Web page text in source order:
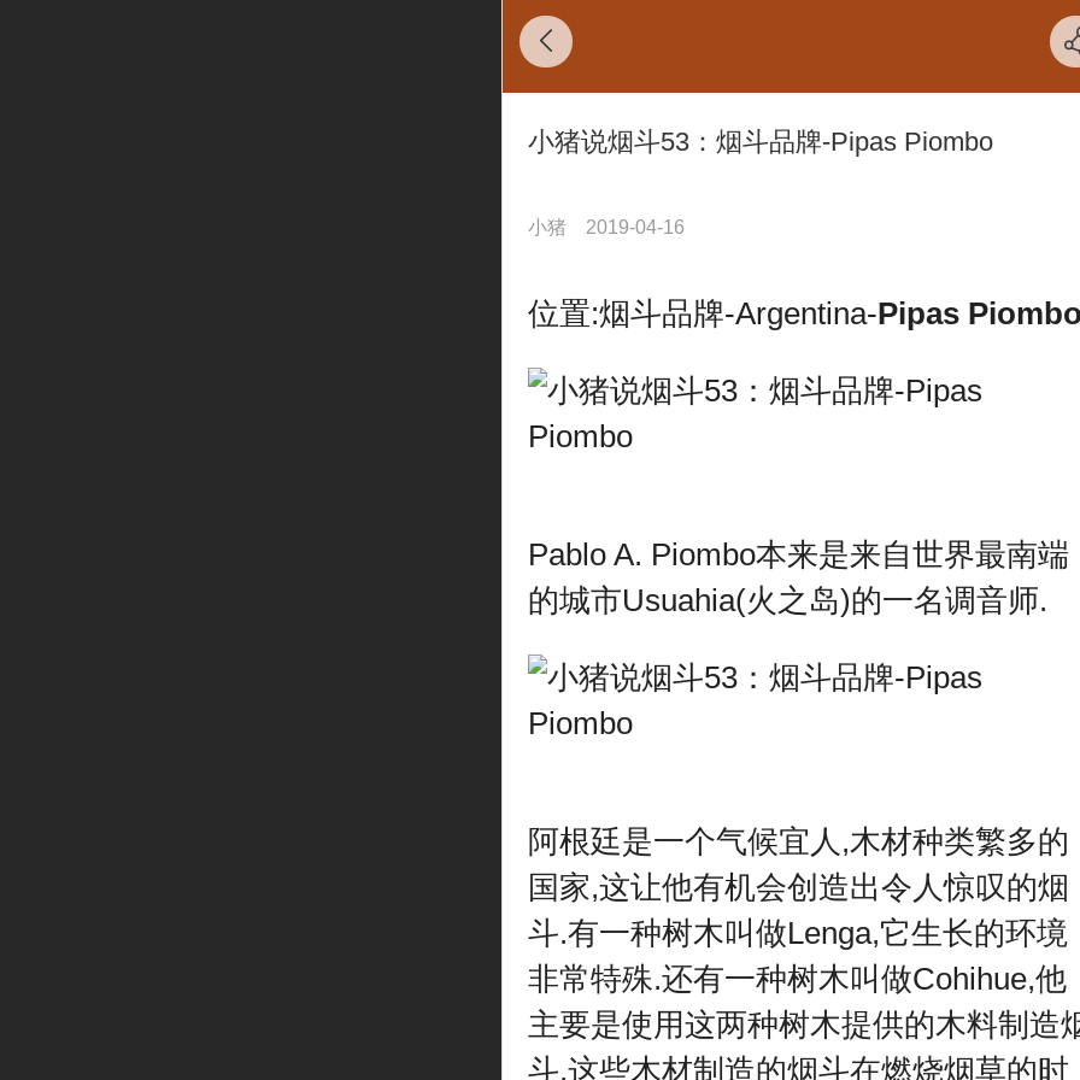
小猪说烟斗53：烟斗品牌-Pipas Piombo
小猪 2019-04-16
位置:烟斗品牌-Argentina-Pipas
Pablo A. Piombo本来是来自世界最南端
的城市Usuahia(火之岛)的一名调音师.
阿根廷是一个气候宜人,木材种类繁多的
国家,这让他有机会创造出令人惊叹的烟
斗.有一种树木叫做Lenga,它生长的环境
非常特殊.还有一种树木叫做Cohihue,他
主要是使用这两种树木提供的木料制造
斗,这些木材制造的烟斗在燃烧烟草的时